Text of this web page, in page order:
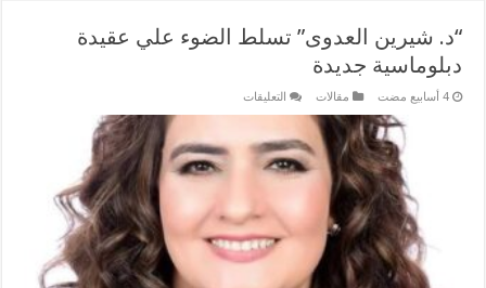
“د. شيرين العدوى” تسلط الضوء علي عقيدة
دبلوماسية جديدة
‏4 أسابيع مضت مقالات التعليقات
تسلط
الضوء
علي
دبلوماسية
جديدة
مغلقة